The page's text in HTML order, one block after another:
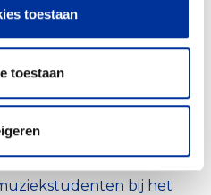
toestaan
toestaan
instrumenten zitten sinds
jaarrekeningregels,
getoonde percentages.
aan professionele
bij het